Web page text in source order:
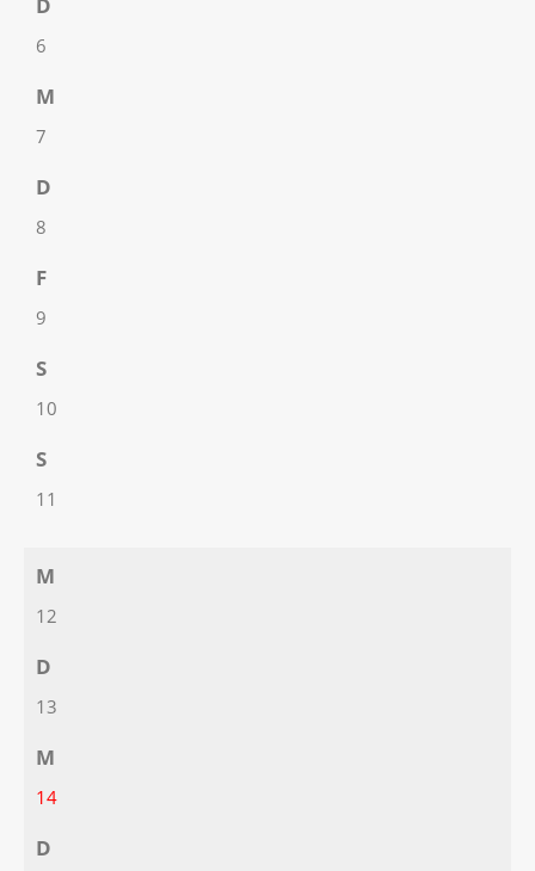
6
M
7
D
8
F
9
S
10
S
11
M
12
D
13
M
14
D